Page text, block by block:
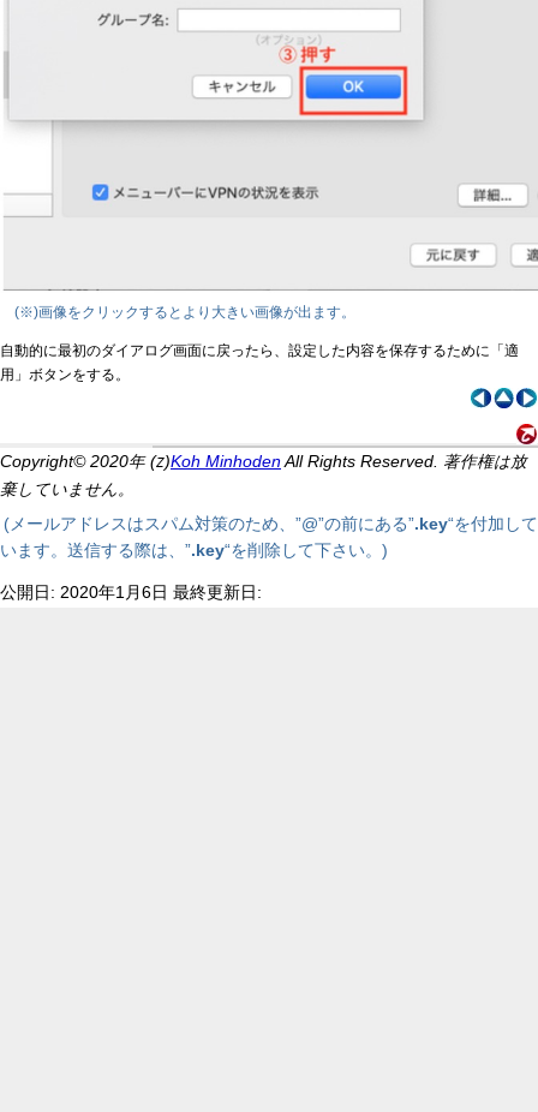
(※)画像をクリックするとより大きい画像が出ます。
自動的に最初のダイアログ画面に戻ったら、設定した内容を保存するために「適
用」ボタンをする。
Copyright© 2020年 (Z)Koh Minhoden All Rights Reserved. 著作権は放
棄していません。
(メールアドレスはスパム対策のため、”@”の前にある”.key“を付加して
います。送信する際は、”.key“を削除して下さい。)
公開日: 2020年1月6日 最終更新日: